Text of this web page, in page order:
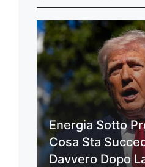
Energia Sotto
Cosa Sta
Davvero Dopo